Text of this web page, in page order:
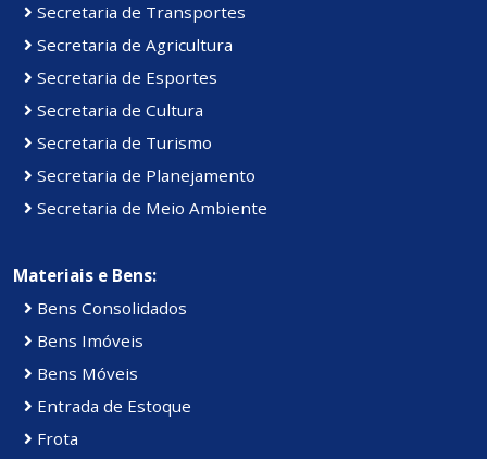
Secretaria de Transportes
Secretaria de Agricultura
Secretaria de Esportes
Secretaria de Cultura
Secretaria de Turismo
Secretaria de Planejamento
Secretaria de Meio Ambiente
Materiais e Bens:
Bens Consolidados
Bens Imóveis
Bens Móveis
Entrada de Estoque
Frota